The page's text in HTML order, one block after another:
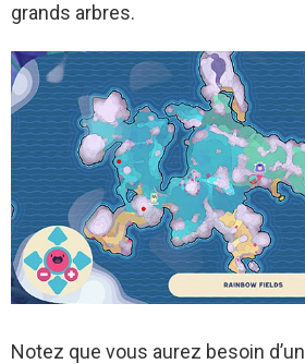
grands arbres.
Notez que vous aurez besoin d’un